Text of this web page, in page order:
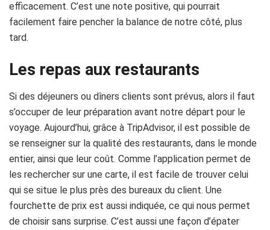
efficacement. C’est une note positive, qui pourrait
facilement faire pencher la balance de notre côté, plus
tard.
Les repas aux restaurants
Si des déjeuners ou dîners clients sont prévus, alors il faut
s’occuper de leur préparation avant notre départ pour le
voyage. Aujourd’hui, grâce à TripAdvisor, il est possible de
se renseigner sur la qualité des restaurants, dans le monde
entier, ainsi que leur coût. Comme l’application permet de
les rechercher sur une carte, il est facile de trouver celui
qui se situe le plus près des bureaux du client. Une
fourchette de prix est aussi indiquée, ce qui nous permet
de choisir sans surprise. C’est aussi une façon d’épater